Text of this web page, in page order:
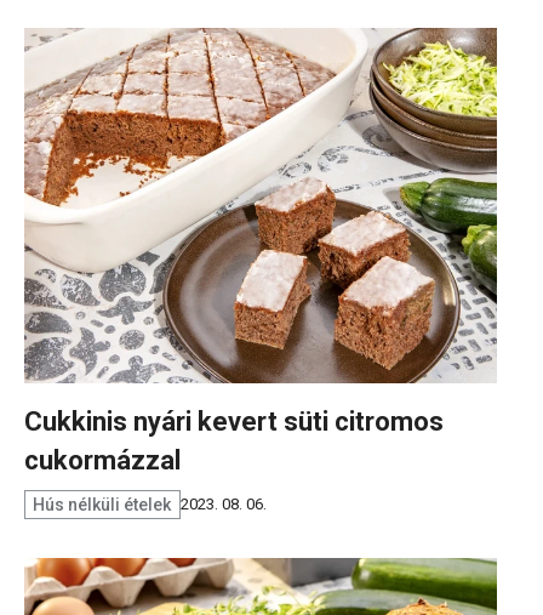
Cukkinis nyári kevert süti citromos
cukormázzal
Hús nélküli ételek 2023. 08. 06.